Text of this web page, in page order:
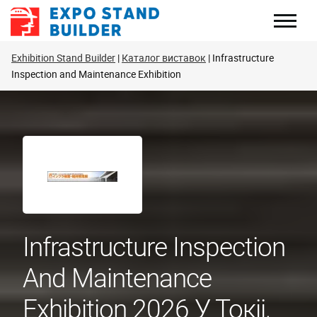
Перейти
Exhibition Stand Builder Каталог виставок Infrastructure
Inspection and Maintenance Exhibition
Infrastructure Inspection
And Maintenance
Exhibition 2026 У Токіі,